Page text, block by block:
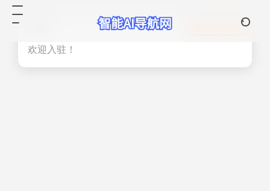
欢迎入驻！